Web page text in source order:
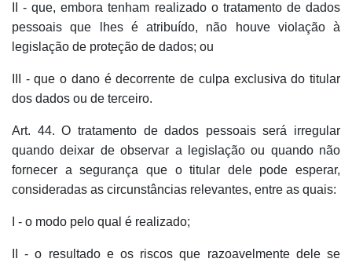
II - que, embora tenham realizado o tratamento de dados
pessoais que lhes é atribuído, não houve violação à
legislação de proteção de dados; ou
III - que o dano é decorrente de culpa exclusiva do titular
dos dados ou de terceiro.
Art. 44. O tratamento de dados pessoais será irregular
quando deixar de observar a legislação ou quando não
fornecer a segurança que o titular dele pode esperar,
consideradas as circunstâncias relevantes, entre as quais:
I - o modo pelo qual é realizado;
II - o resultado e os riscos que razoavelmente dele se